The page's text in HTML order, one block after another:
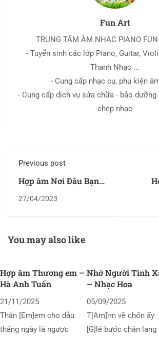
Fun Art
TRUNG TÂM ÂM NHẠC PIANO
- Tuyển sinh các lớp Piano, Guitar,
Thanh Nhạc ...
- Cung cấp nhạc cụ, phụ kiện
- Cung cấp dịch vụ sửa chữa - bảo dưỡng
chép nhạc
Previous post
Hợp âm Nơi Đâu Bạn
27/04/2023
You may also like
Hợp âm Thương em –
Hà Anh Tuấn
21/11/2025
Thân [Em]em cho dẫu
tháng ngày là ngược
Nhớ Người Tình
– Nhạc Hoa
05/09/2025
T[Am]ìm về chốn ấy
[G]lê bước chân lang